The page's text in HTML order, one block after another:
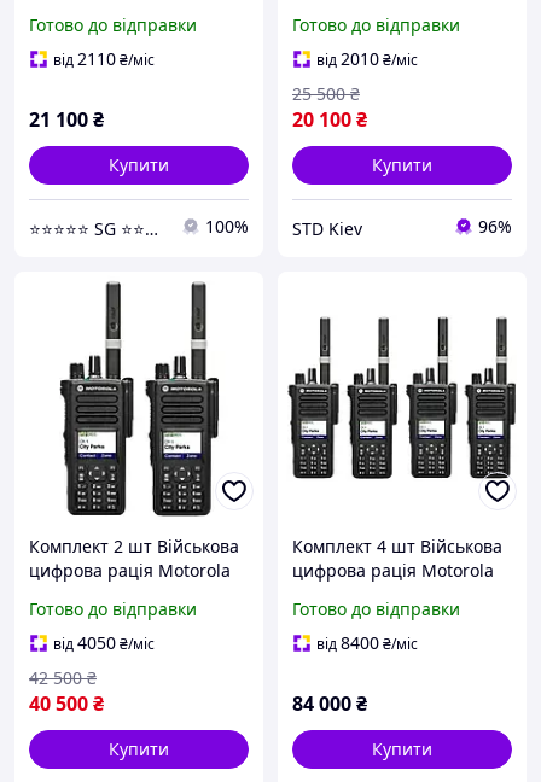
5 Вт 1000 каналів
водонепроникна
Готово до відправки
від2110₴/міс
21 100₴
Купити
⭐️⭐️⭐️⭐️⭐️ SG ⭐️⭐️⭐️⭐️⭐️ 100%
GPS Bluetooth Wi-Fi DMR
Готово до відправки
від2010₴/міс
20 100₴
25 500 ₴
Купити
STD Kiev 96%
Комплект 2 шт Військова
цифрова рація Motorola
136-174 МГц 5 Вт
Готово до відправки
від4050₴/міс
40 500₴
42 500 ₴
Купити
Комплект 4 шт Військова
цифрова рація Motorola
136-174 МГц 5 Вт
Готово до відправки
від8400₴/міс
84 000₴
Купити